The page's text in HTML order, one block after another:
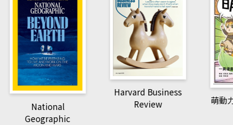
National
Geographic
Harvard Business
Review
萌動力